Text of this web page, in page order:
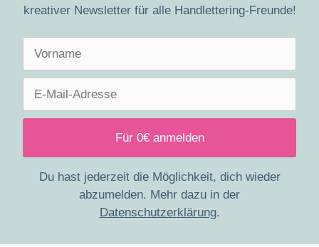
kreativer Newsletter für alle Handlettering-Freunde!
Du hast jederzeit die Möglichkeit, dich wieder
abzumelden. Mehr dazu in der
Datenschutzerklärung.